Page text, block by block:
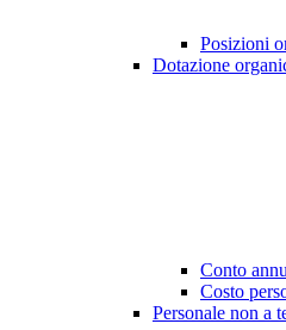
Posizioni
Dotazione
Conto
Costo
Personale non a